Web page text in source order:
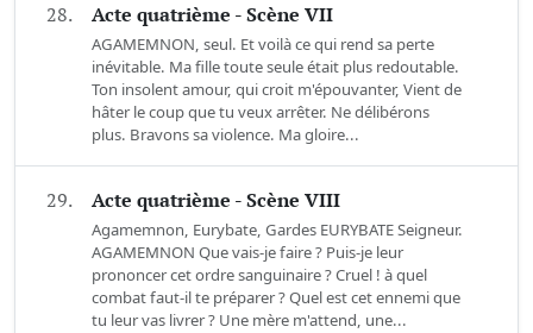
28. Acte quatrième - Scène VII
AGAMEMNON, seul. Et voilà ce qui rend sa perte
inévitable. Ma fille toute seule était plus redoutable.
Ton insolent amour, qui croit m'épouvanter, Vient de
hâter le coup que tu veux arrêter. Ne délibérons
plus. Bravons sa violence. Ma gloire...
29. Acte quatrième - Scène VIII
Agamemnon, Eurybate, Gardes EURYBATE Seigneur.
AGAMEMNON Que vais-je faire ? Puis-je leur
prononcer cet ordre sanguinaire ? Cruel ! à quel
combat faut-il te préparer ? Quel est cet ennemi que
tu leur vas livrer ? Une mère m'attend, une...